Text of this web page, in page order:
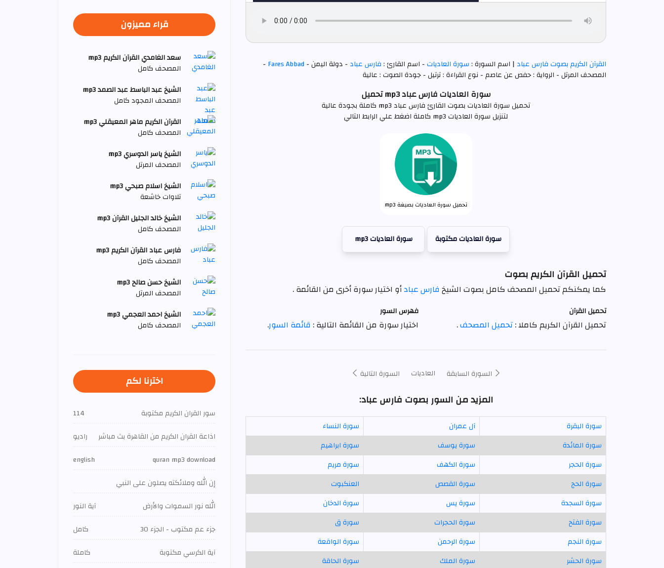
القرآن الكريم بصوت فارس عباد | اسم السورة :سورة العاديات- اسم القارئ :فارس عباد - دولة اليمن -Fares Abbad
-
المصحف المرتل - الرواية : حفص عن عاصم - نوع القراءة : ترتيل - جودة الصوت : عالية
سورة العاديات فارس عباد mp3 تحميل
تحميل سورة العاديات بصوت القارئ فارس عباد mp3 كاملة بجودة عالية
لتنزيل سورة العاديات mp3 كاملة اضغط علي الرابط التالي
تحميل سورة العاديات بصيغة mp3
سورة العاديات مكتوبة سورة العاديات mp3
تحميل القرآن الكريم بصوت
كما يمكنكم تحميل المصحف كامل بصوت الشيخ فارس عبادأو اختيار سورة أخرى من القائمة .
تحميل القرآن
تحميل القرآن الكريم كاملا :تحميل المصحف.
فهرس السور
اختيار سورة من القائمة التالية : قائمة السور.
السورة السابقة العاديات السورة التالية
المزيد من السور بصوت فارس عباد:
سورة البقرة آل عمران
سورة النساء
سورة المائدة
سورة يوسف
سورة ابراهيم
سورة الحجر
سورة الكهف
سورة مريم
سورة الحج
سورة القصص
العنكبوت
سورة السجدة
سورة يس
سورة الدخان
سورة الفتح
سورة الحجرات
سورة ق
سورة النجم
سورة الرحمن
سورة الواقعة
سورة الحشر
سورة الملك
سورة الحاقة
قراء مميزون
سعد الغامدي القرآن الكريم mp3
المصحف كامل
الشيخ عبد الباسط عبد الصمد mp3
المصحف المجود كامل
القرآن الكريم ماهر المعيقلي mp3
المصحف كامل
الشيخ ياسر الدوسري mp3
المصحف المرتل
الشيخ اسلام صبحي mp3
تلاوات خاشعة
الشيخ خالد الجليل القرآن mp3
المصحف كامل
فارس عباد القرآن الكريم mp3
المصحف كامل
الشيخ حسن صالح mp3
المصحف المرتل
الشيخ احمد العجمي mp3
المصحف كامل
اخترنا لكم
سور القران الكريم مكتوبة
114
اذاعة القران الكريم من القاهرة بث مباشر
راديو
quran mp3 download
english
إن الله وملائكته يصلون على النبي
الله نور السموات والأرض
آية النور
جزء عم مكتوب - الجزء 30
كامل
آية الكرسي مكتوبة
كاملة